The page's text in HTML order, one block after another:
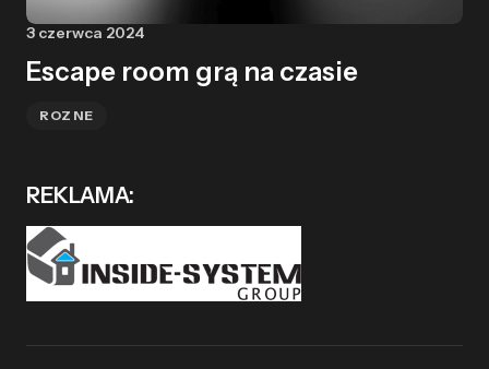
3 czerwca 2024
Escape room grą na czasie
ROZNE
REKLAMA: